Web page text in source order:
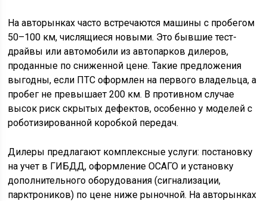
На авторынках часто встречаются машины с пробегом
50–100 км, числящиеся новыми. Это бывшие тест-
драйвы или автомобили из автопарков дилеров,
проданные по сниженной цене. Такие предложения
выгодны, если ПТС оформлен на первого владельца, а
пробег не превышает 200 км. В противном случае
высок риск скрытых дефектов, особенно у моделей с
роботизированной коробкой передач.
Дилеры предлагают комплексные услуги: постановку
на учет в ГИБДД, оформление ОСАГО и установку
дополнительного оборудования (сигнализации,
парктроников) по цене ниже рыночной. На авторынках